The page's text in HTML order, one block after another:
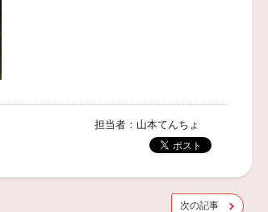
担当者：山本てんちょ
次の記事